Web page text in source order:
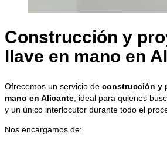
Construcción y
llave en mano en
Ofrecemos un servicio de construcción y
mano en Alicante, ideal para quienes
y un único interlocutor durante todo el
Nos encargamos de: